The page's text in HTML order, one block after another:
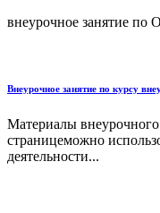
внеурочное занятие по
Внеурочное занятие по курсу
Материалы
страницеможно
деятельности...